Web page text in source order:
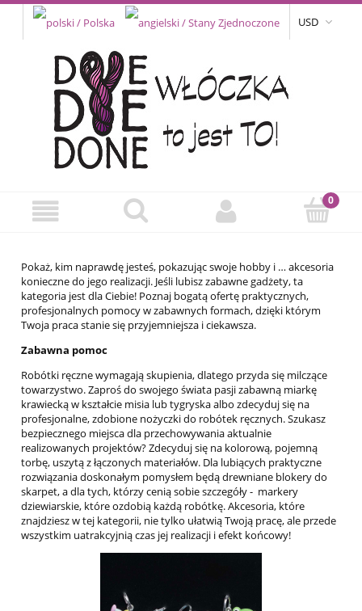
USD
Pokaż, kim naprawdę jesteś, pokazując swoje hobby i … akcesoria
konieczne do jego realizacji. Jeśli lubisz zabawne gadżety, ta
kategoria jest dla Ciebie! Poznaj bogatą ofertę praktycznych,
profesjonalnych pomocy w zabawnych formach, dzięki którym
Twoja praca stanie się przyjemniejsza i ciekawsza.
Zabawna pomoc
Robótki ręczne wymagają skupienia, dlatego przyda się milczące
towarzystwo. Zaproś do swojego świata pasji zabawną miarkę
krawiecką w kształcie misia lub tygryska albo zdecyduj się na
profesjonalne, zdobione nożyczki do robótek ręcznych. Szukasz
bezpiecznego miejsca dla przechowywania aktualnie
realizowanych projektów? Zdecyduj się na kolorową, pojemną
torbę, uszytą z łączonych materiałów. Dla lubiących praktyczne
rozwiązania doskonałym pomysłem będą drewniane blokery do
skarpet, a dla tych, którzy cenią sobie szczegóły - markery
dziewiarskie, które ozdobią każdą robótkę. Akcesoria, które
znajdziesz w tej kategorii, nie tylko ułatwią Twoją pracę, ale przede
wszystkim uatrakcyjnią czas jej realizacji i efekt końcowy!